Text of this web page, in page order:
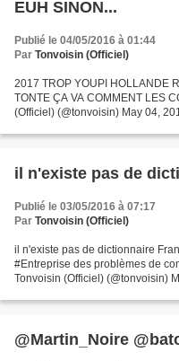
EUH SINON...
Publié le 04/05/2016 à 01:44
Par Tonvoisin (Officiel)
2017 TROP YOUPI HOLLANDE
TONTE ÇA VA COMMENT LES
(Officiel) (@tonvoisin) May 04,
il n'existe pas de
Publié le 03/05/2016 à 07:17
Par Tonvoisin (Officiel)
il n'existe pas de dictionnaire
#Entreprise des problèmes de
Tonvoisin (Officiel) (@tonvoisin)
@Martin_Noire